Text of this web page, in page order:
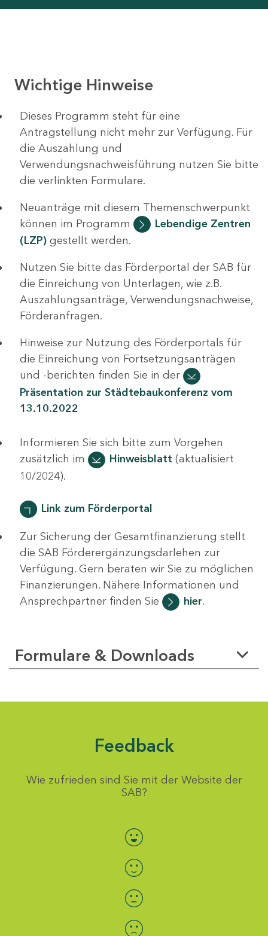
Wichtige Hinweise
Dieses Programm steht für eine
Antragstellung nicht mehr zur Verfügung. Für
die Auszahlung und
Verwendungsnachweisführung nutzen Sie bitte
die verlinkten Formulare.
Neuanträge mit diesem Themenschwerpunkt
können im Programm
Lebendige Zentren
(LZP) gestellt werden.
Nutzen Sie bitte das Förderportal der SAB für
die Einreichung von Unterlagen, wie z.B.
Auszahlungsanträge, Verwendungsnachweise,
Förderanfragen.
Hinweise zur Nutzung des Förderportals für
die Einreichung von Fortsetzungsanträgen
und -berichten finden Sie in der
Präsentation zur Städtebaukonferenz vom
13.10.2022
Informieren Sie sich bitte zum Vorgehen
zusätzlich im
Hinweisblatt (aktualisiert
10/2024).
Link zum Förderportal
Zur Sicherung der Gesamtfinanzierung stellt
die SAB Förderergänzungsdarlehen zur
Verfügung. Gern beraten wir Sie zu möglichen
Finanzierungen. Nähere Informationen und
Ansprechpartner finden Sie
hier.
Formulare & Downloads
Feedback
Wie zufrieden sind Sie mit der Website der
SAB?
Bewertung auswählen